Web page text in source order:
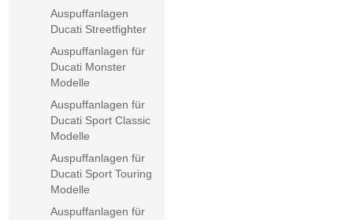
Auspuffanlagen
Ducati Streetfighter
Auspuffanlagen für
Ducati Monster
Modelle
Auspuffanlagen für
Ducati Sport Classic
Modelle
Auspuffanlagen für
Ducati Sport Touring
Modelle
Auspuffanlagen für